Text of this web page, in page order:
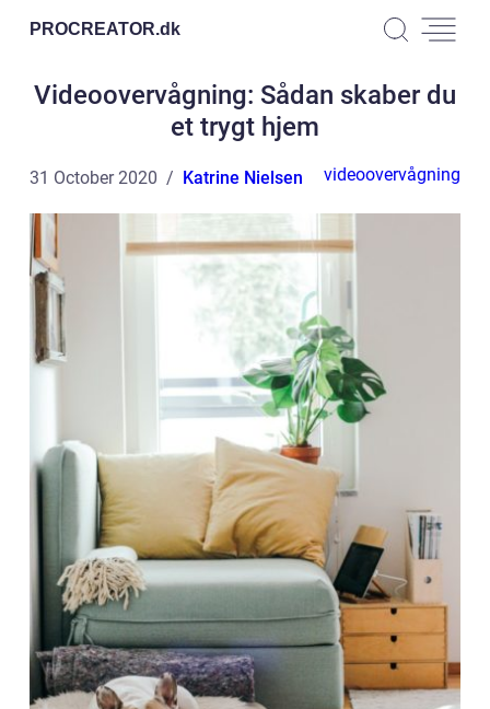
PROCREATOR.dk
Videoovervågning: Sådan skaber du
et trygt hjem
31 October 2020 Katrine Nielsen videoovervågning